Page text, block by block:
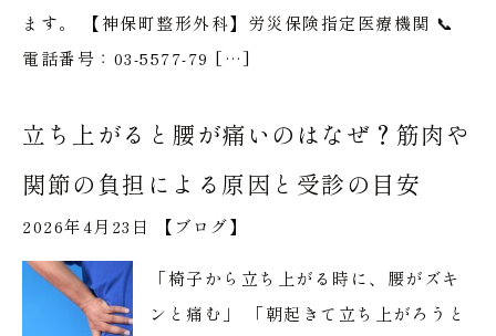
ます。 【神保町整形外科】労災保険指定医療機関 📞
電話番号：03-5577-79 […]
立ち上がると腰が痛いのはなぜ？筋肉や
関節の負担による原因と受診の目安
2026年4月23日 【 ブログ】
「椅子から立ち上がる時に、腰がズキ
ンと痛む」 「朝起きて立ち上がろうと